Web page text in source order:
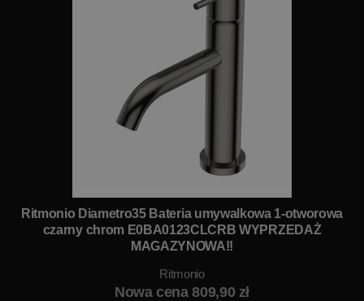
Ritmonio Diametro35 Bateria umywalkowa 1-otworowa
czarny chrom E0BA0123CLCRB WYPRZEDAŻ
MAGAZYNOWA!!
Ritmonio
Nowa cena 809,90 zł